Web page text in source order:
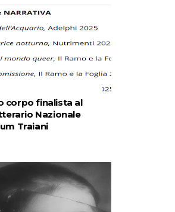
corpo finalista al
Nazionale
Traiani